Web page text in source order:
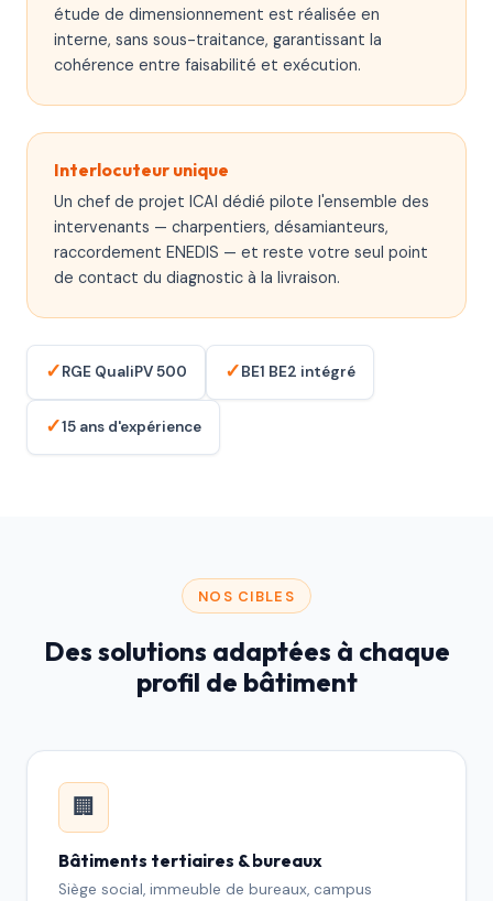
étude de dimensionnement est réalisée en
interne, sans sous-traitance, garantissant la
cohérence entre faisabilité et exécution.
Interlocuteur unique
Un chef de projet ICAI dédié pilote l'ensemble des
intervenants — charpentiers, désamianteurs,
raccordement ENEDIS — et reste votre seul point
de contact du diagnostic à la livraison.
✓RGE QualiPV 500 ✓BE1 BE2 intégré
✓15 ans d'expérience
NOS CIBLES
Des solutions adaptées à chaque
profil de bâtiment
🏢
Bâtiments tertiaires & bureaux
Siège social, immeuble de bureaux, campus